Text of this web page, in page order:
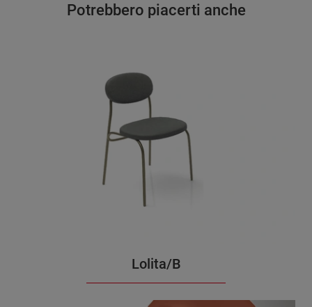
Potrebbero piacerti anche
Lolita/B